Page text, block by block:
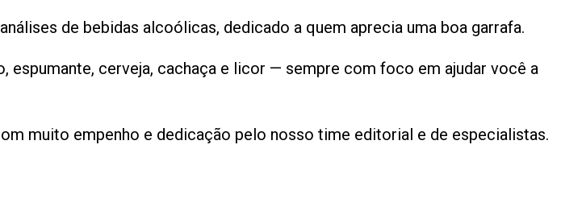
de bebidas alcoólicas, dedicado a quem aprecia uma boa garrafa.
espumante, cerveja, cachaça e licor — sempre com foco em ajudar você a
muito empenho e dedicação pelo nosso time editorial e de especialistas.